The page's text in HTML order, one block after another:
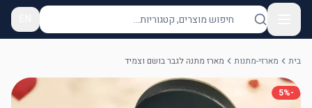
בית מארזי-מתנות מארז מתנה לגבר בושם וצמיד
-
5%